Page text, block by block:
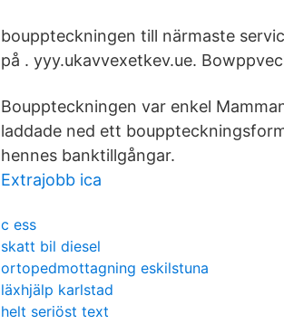
bouppteckningen till närmaste
på . yyy.ukavvexetkev.ue.
Bouppteckningen var enkel
laddade ned ett
hennes banktillgångar.
Extrajobb ica
c ess
skatt bil diesel
ortopedmottagning eskilstuna
läxhjälp karlstad
helt seriöst text